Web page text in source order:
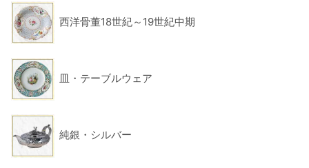
西洋骨董18世紀～19世紀中期
皿・テーブルウェア
純銀・シルバー